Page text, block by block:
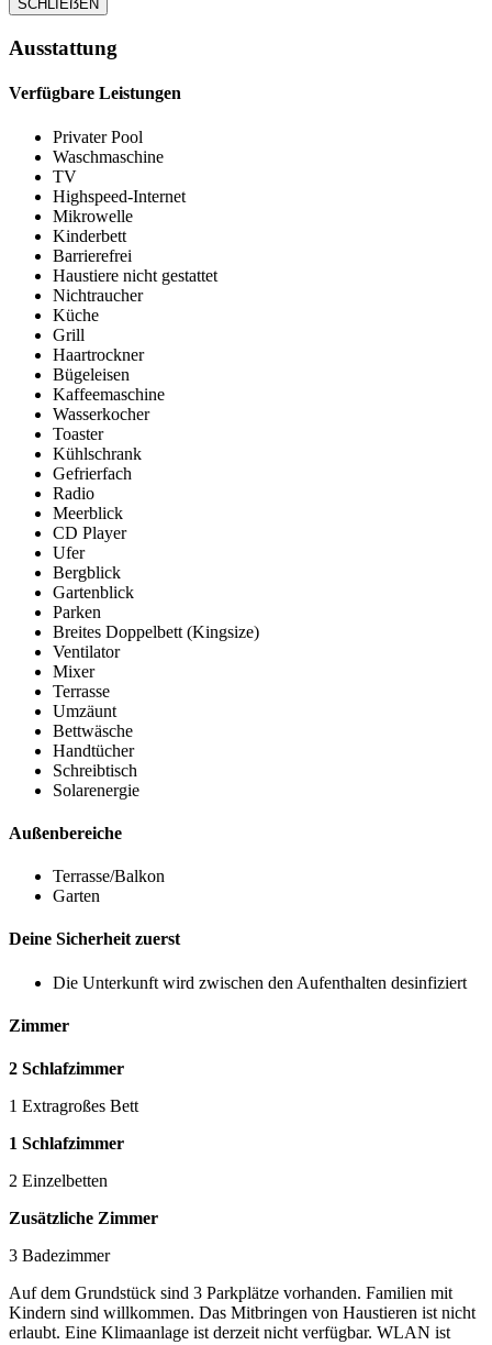
SCHLIEẞEN
Ausstattung
Verfügbare Leistungen
Privater Pool
Waschmaschine
TV
Highspeed-Internet
Mikrowelle
Kinderbett
Barrierefrei
Haustiere nicht gestattet
Nichtraucher
Küche
Grill
Haartrockner
Bügeleisen
Kaffeemaschine
Wasserkocher
Toaster
Kühlschrank
Gefrierfach
Radio
Meerblick
CD Player
Ufer
Bergblick
Gartenblick
Parken
Breites Doppelbett (Kingsize)
Ventilator
Mixer
Terrasse
Umzäunt
Bettwäsche
Handtücher
Schreibtisch
Solarenergie
Außenbereiche
Terrasse/Balkon
Garten
Deine Sicherheit zuerst
Die Unterkunft wird zwischen den Aufenthalten desinfiziert
Zimmer
2 Schlafzimmer
1 Extragroßes Bett
1 Schlafzimmer
2 Einzelbetten
Zusätzliche Zimmer
3 Badezimmer
Auf dem Grundstück sind 3 Parkplätze vorhanden. Familien mit
Kindern sind willkommen. Das Mitbringen von Haustieren ist nicht
erlaubt. Eine Klimaanlage ist derzeit nicht verfügbar. WLAN ist